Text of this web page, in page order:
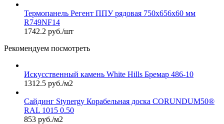
Термопанель Регент ППУ рядовая 750х656х60 мм
R749NF14
1742.2 руб./шт
Рекомендуем посмотреть
Искусственный камень White Hills Бремар 486-10
1312.5 руб./м2
Сайдинг Stynergy Корабельная доска CORUNDUM50®
RAL 1015 0.50
853 руб./м2